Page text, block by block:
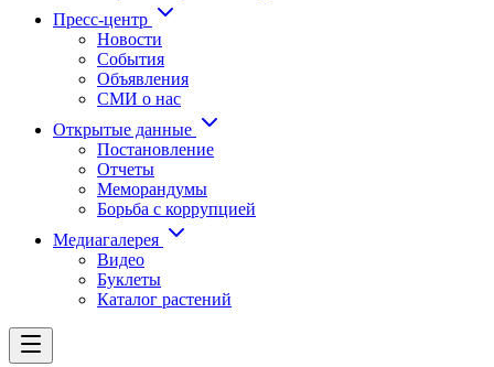
Пресс-центр
Новости
События
Объявления
СМИ о нас
Открытые данные
Постановление
Отчеты
Меморандумы
Борьба с коррупцией
Медиагалерея
Видео
Буклеты
Каталог растений